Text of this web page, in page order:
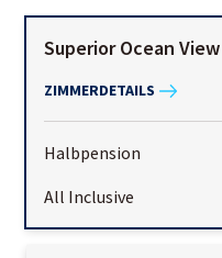
Superior Ocean
ZIMMERDETAILS
Halbpension
All Inclusive